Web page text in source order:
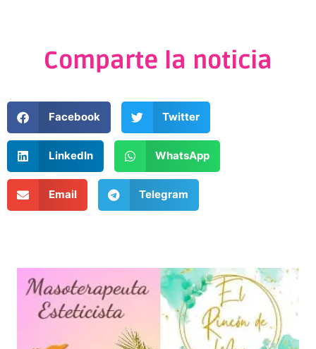
Comparte la noticia
Facebook Twitter
LinkedIn WhatsApp
Email Telegram